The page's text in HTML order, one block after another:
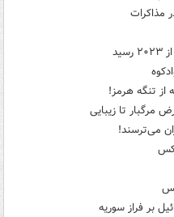
مذاکرات
از تنگه هرمز!
مرگبار تا زیبایی
می‌ترسند!
بر فراز سوریه